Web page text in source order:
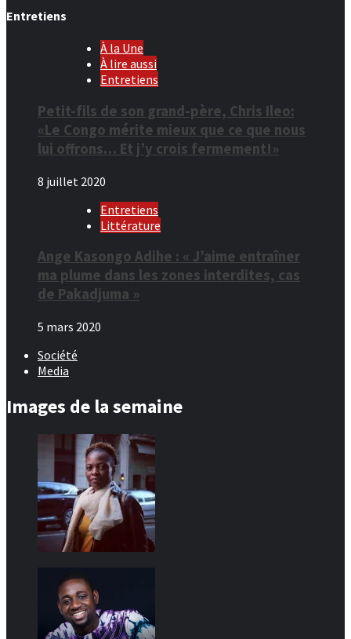
Entretiens
À la Une
À lire aussi
Entretiens
Petit-fils de son grand-père, Chris Ileo:
«Le Congo mérite mieux que ce que nous
lui offrons… Et j’y crois fermement!»
8 juillet 2020
Entretiens
Littérature
Ange Kasongo Adihe : « J’aime entraîner
ma plume dans les zones interdites, cas
de Pakadjuma »
5 mars 2020
Société
Media
Images de la semaine